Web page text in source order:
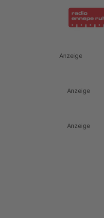
Anzeige
Anzeige
Anzeige